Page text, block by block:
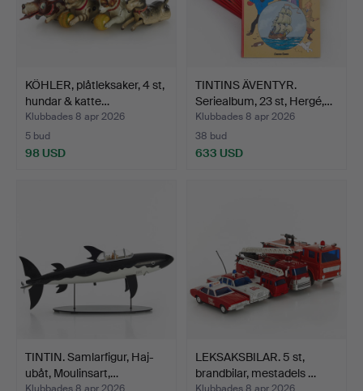
KÖHLER, plåtleksaker, 4 st,
hundar & katte…
Klubbades 8 apr 2026
5 bud
98 USD
TINTINS ÄVENTYR.
Seriealbum, 23 st, Hergé,…
Klubbades 8 apr 2026
38 bud
633 USD
TINTIN. Samlarfigur, Haj-
ubåt, Moulinsart,…
Klubbades 8 apr 2026
LEKSAKSBILAR. 5 st,
brandbilar, mestadels …
Klubbades 8 apr 2026